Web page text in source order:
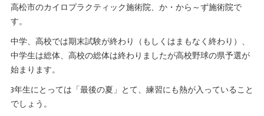
高松市のカイロプラクティック施術院、か・から～ず施術院で
す。
中学、高校では期末試験が終わり（もしくはまもなく終わり）、
中学生は総体、高校の総体は終わりましたが高校野球の県予選が
始まります。
3年生にとっては「最後の夏」とて、練習にも熱が入っていること
でしょう。